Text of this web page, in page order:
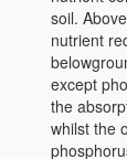
soil.
nutrient
except
the
whilst the